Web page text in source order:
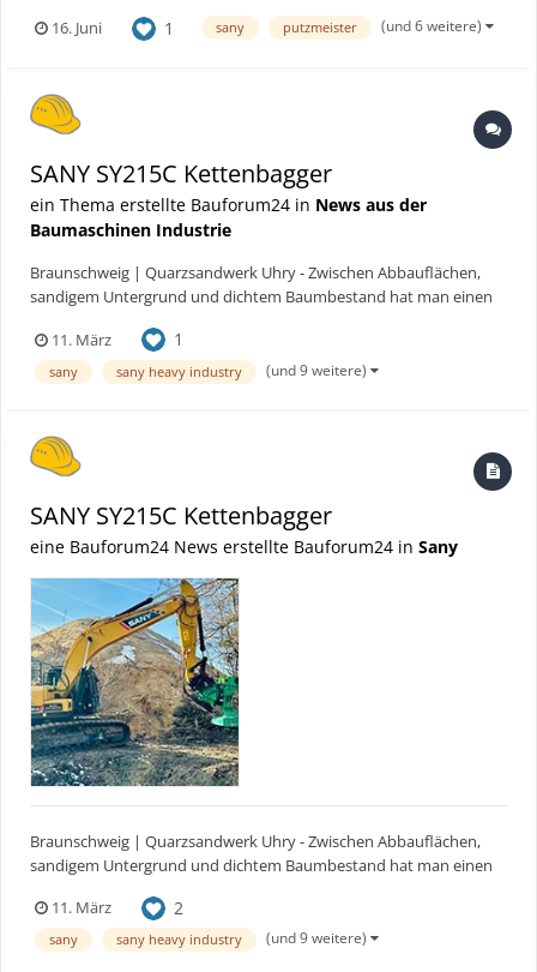
Unternehmen neue Maschinen, eine erweiterte Produktpalette
16. Juni 1 sany putzmeister (und 6 weitere)
SANY SY215C Kettenbagger
ein Thema erstellte Bauforum24 in News aus der
Baumaschinen Industrie
Braunschweig | Quarzsandwerk Uhry - Zwischen Abbauflächen,
sandigem Untergrund und dichtem Baumbestand hat man einen
Kettenbagger von SANY, der mühelos eine 10m hohe Akazie vor
sich herträgt, als wäre es ein Zahnstocher. Bauforum24 Ar...
11. März 1
sany sany heavy industry (und 9 weitere)
SANY SY215C Kettenbagger
eine Bauforum24 News erstellte Bauforum24 in Sany
Braunschweig | Quarzsandwerk Uhry - Zwischen Abbauflächen,
sandigem Untergrund und dichtem Baumbestand hat man einen
Kettenbagger von SANY, der mühelos eine 10m hohe Akazie vor
sich herträgt, als wäre es ein Zahnstocher. Bauforum24 Ar...
11. März 2
sany sany heavy industry (und 9 weitere)